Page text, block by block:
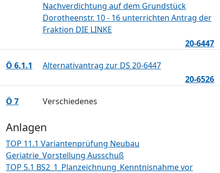
Nachverdichtung auf dem Grundstück
Dorotheenstr. 10 - 16 unterrichten Antrag der
Fraktion DIE LINKE
20-6447
Ö 6.1.1
Alternativantrag zur DS 20-6447
20-6526
Ö 7 Verschiedenes
Anlagen
TOP 11.1 Variantenprüfung Neubau
Geriatrie_Vorstellung Ausschuß
TOP 5.1 BS2_1_Planzeichnung_Kenntnisnahme vor